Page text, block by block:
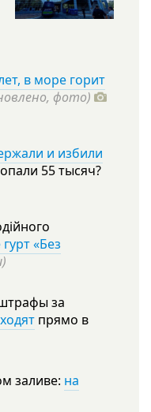
в море горит
фото)
и избили
55тысяч?
«Без
за
прямо в
заливе: на